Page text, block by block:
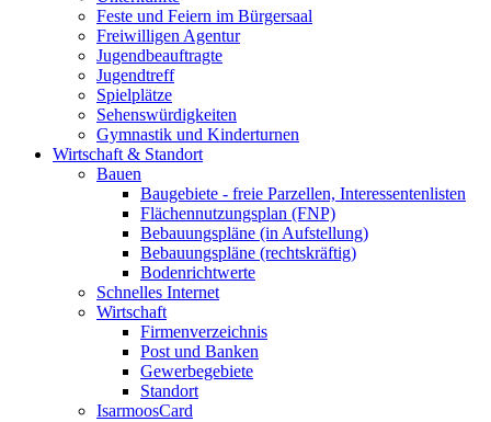
Feste und Feiern im Bürgersaal
Freiwilligen Agentur
Jugendbeauftragte
Jugendtreff
Spielplätze
Sehenswürdigkeiten
Gymnastik und Kinderturnen
Wirtschaft & Standort
Bauen
Baugebiete - freie Parzellen, Interessentenlisten
Flächennutzungsplan (FNP)
Bebauungspläne (in Aufstellung)
Bebauungspläne (rechtskräftig)
Bodenrichtwerte
Schnelles Internet
Wirtschaft
Firmenverzeichnis
Post und Banken
Gewerbegebiete
Standort
IsarmoosCard